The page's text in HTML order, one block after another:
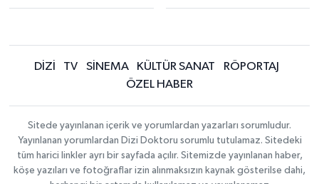
DİZİ TV SİNEMA KÜLTÜR SANAT
RÖPORTAJ
ÖZEL HABER
Sitede yayınlanan içerik ve yorumlardan yazarları sorumludur.
Yayınlanan yorumlardan Dizi Doktoru sorumlu tutulamaz. Sitedeki
tüm harici linkler ayrı bir sayfada açılır. Sitemizde yayınlanan haber,
köşe yazıları ve fotoğraflar izin alınmaksızın kaynak gösterilse dahi,